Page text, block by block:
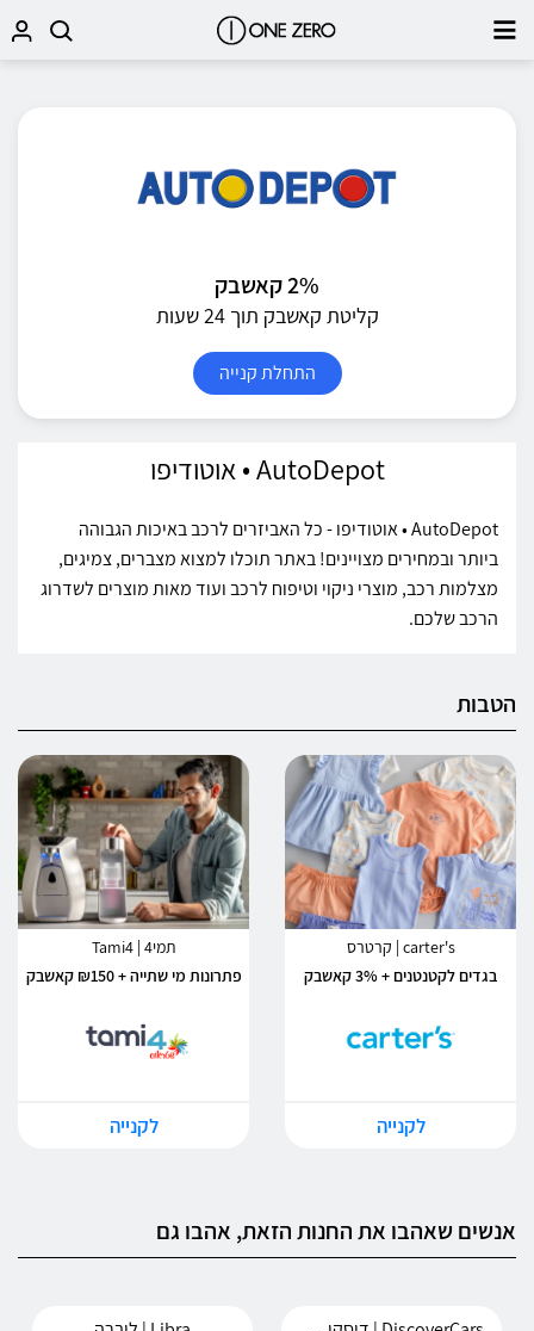
2% קאשבק
קליטת קאשבק תוך 24 שעות
התחלת קנייה
AutoDepot • אוטודיפו
AutoDepot • אוטודיפו - כל האביזרים לרכב באיכות הגבוהה
ביותר ובמחירים מצויינים! באתר תוכלו למצוא מצברים, צמיגים,
מצלמות רכב, מוצרי ניקוי וטיפוח לרכב ועוד מאות מוצרים לשדרוג
הרכב שלכם.
הטבות
carter's | קרטרס
בגדים לקטנטנים + 3% קאשבק
לקנייה
תמי4 | Tami4
פתרונות מי שתייה + ₪150 קאשבק
לקנייה
אנשים שאהבו את החנות הזאת, אהבו גם